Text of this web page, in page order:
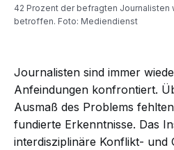
42 Prozent der befragten Journalisten
betroffen. Foto: Mediendienst
Journalisten sind immer
Anfeindungen konfrontiert.
Ausmaß des Problems
fundierte Erkenntnisse. Das
interdisziplinäre Konflikt- und